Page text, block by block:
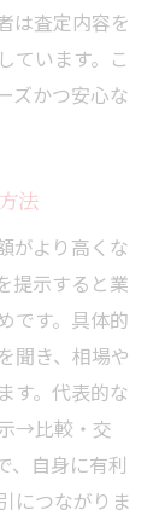
は査定内容を
ています。こ
ズかつ安心な
法
がより高くな
提示すると業
です。具体的
聞き、相場や
す。代表的な
→比較・交
、自身に有利
につながりま